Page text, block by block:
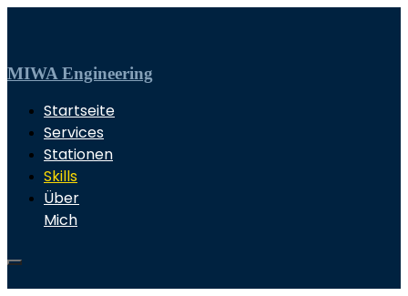
MIWA Engineering
Startseite
Services
Stationen
Skills
Über
Mich